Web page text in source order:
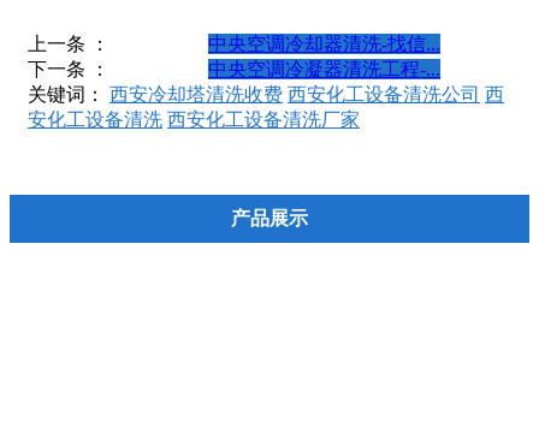
上一条 ：
中央空调冷却器清洗-找信...
下一条 ：
中央空调冷凝器清洗工程-...
关键词： 西安冷却塔清洗收费 西安化工设备清洗公司 西
安化工设备清洗 西安化工设备清洗厂家
产品展示